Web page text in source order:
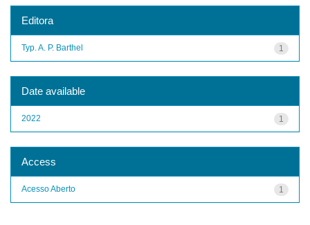
Editora
1
Typ. A. P. Barthel
Date available
1
2022
Access
1
Acesso Aberto